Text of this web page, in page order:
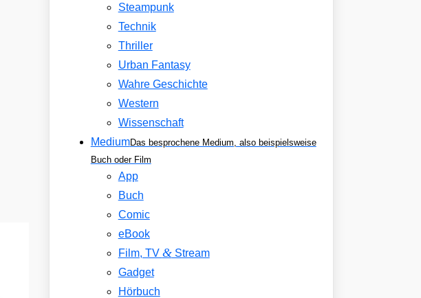
Steampunk
Technik
Thriller
Urban Fantasy
Wahre Geschichte
Western
Wissenschaft
MediumDas besprochene Medium, also beispielsweise
Buch oder Film
App
Buch
Comic
eBook
Film, TV &Stream
Gadget
Hörbuch